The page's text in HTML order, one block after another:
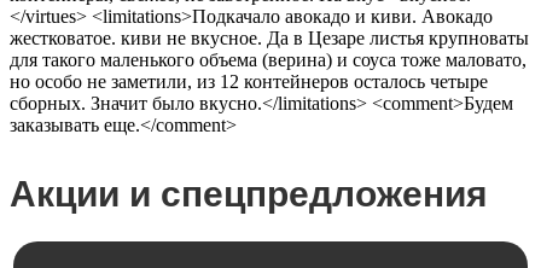
</virtues> <limitations>Подкачало авокадо и киви. Авокадо
жестковатое. киви не вкусное. Да в Цезаре листья крупноваты
для такого маленького объема (верина) и соуса тоже маловато,
но особо не заметили, из 12 контейнеров осталось четыре
сборных. Значит было вкусно.</limitations> <comment>Будем
заказывать еще.</comment>
Акции и спецпредложения